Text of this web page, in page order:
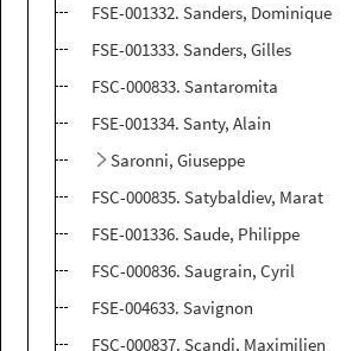
FSE-001332. Sanders, Dominique
FSE-001333. Sanders, Gilles
FSC-000833. Santaromita
FSE-001334. Santy, Alain
Saronni, Giuseppe
FSC-000835. Satybaldiev, Marat
FSE-001336. Saude, Philippe
FSC-000836. Saugrain, Cyril
FSE-004633. Savignon
FSC-000837. Scandi, Maximilien